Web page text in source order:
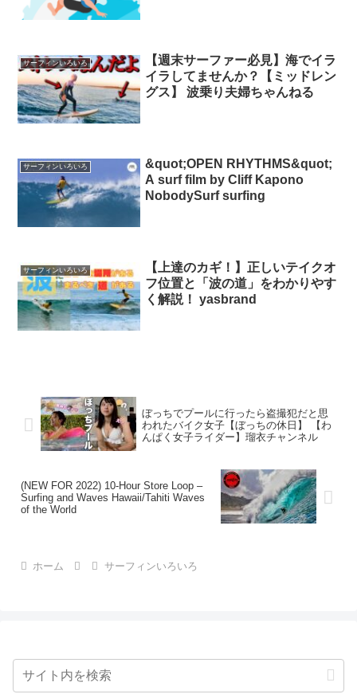
サーフィンいろいろ
【週末サーファー必見】海でイラ
イラしてませんか？【ミッドレン
グス】 波乗り夫婦ちゃんねる
サーフィンいろいろ
&quot;OPEN RHYTHMS&quot;
A surf film by Cliff Kapono
NobodySurf surfing
サーフィンいろいろ
【上達のカギ！】正しいテイクオ
フ位置と「波の道」をわかりやす
く解説！ yasbrand
ぼっちでプールに行ったら盗撮犯だと思
われたバイク女子【ぼっちの休日】 【わ
んぱく女子ライダー】瑠衣チャンネル
(NEW FOR 2022) 10-Hour Store Loop –
Surfing and Waves Hawaii/Tahiti Waves
of the World
ホーム サーフィンいろいろ